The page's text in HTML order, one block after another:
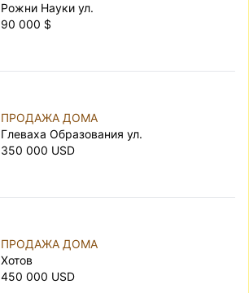
Рожни Науки ул.
90 000 $
ПРОДАЖА ДОМА
Глеваха Образования ул.
350 000 USD
ПРОДАЖА ДОМА
Хотов
450 000 USD